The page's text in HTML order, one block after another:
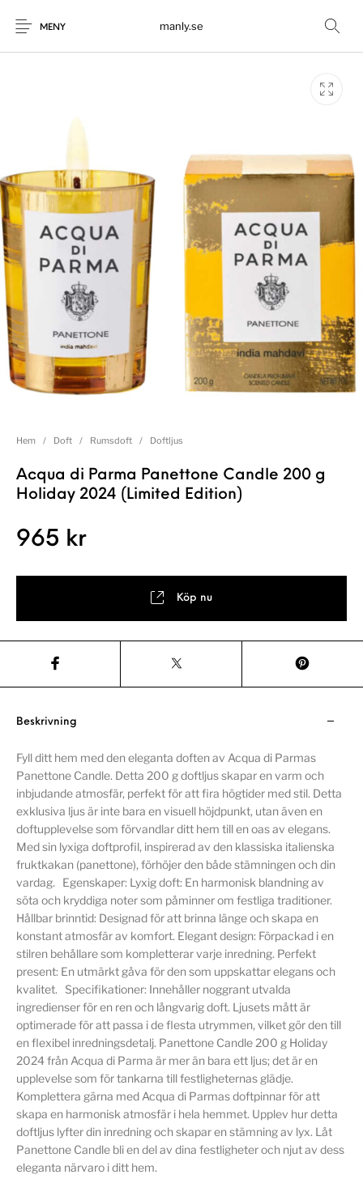
MENY manly.se
Hem / Doft / Rumsdoft / Doftljus
Acqua di Parma Panettone Candle 200 g
Holiday 2024 (Limited Edition)
965 kr
Köp nu
Beskrivning
Fyll ditt hem med den eleganta doften av Acqua di Parmas
Panettone Candle. Detta 200 g doftljus skapar en varm och
inbjudande atmosfär, perfekt för att fira högtider med stil. Detta
exklusiva ljus är inte bara en visuell höjdpunkt, utan även en
doftupplevelse som förvandlar ditt hem till en oas av elegans.
Med sin lyxiga doftprofil, inspirerad av den klassiska italienska
fruktkakan (panettone), förhöjer den både stämningen och din
vardag. Egenskaper: Lyxig doft: En harmonisk blandning av
söta och kryddiga noter som påminner om festliga traditioner.
Hållbar brinntid: Designad för att brinna länge och skapa en
konstant atmosfär av komfort. Elegant design: Förpackad i en
stilren behållare som kompletterar varje inredning. Perfekt
present: En utmärkt gåva för den som uppskattar elegans och
kvalitet. Specifikationer: Innehåller noggrant utvalda
ingredienser för en ren och långvarig doft. Ljusets mått är
optimerade för att passa i de flesta utrymmen, vilket gör den till
en flexibel inredningsdetalj. Panettone Candle 200 g Holiday
2024 från Acqua di Parma är mer än bara ett ljus; det är en
upplevelse som för tankarna till festligheternas glädje.
Komplettera gärna med Acqua di Parmas doftpinnar för att
skapa en harmonisk atmosfär i hela hemmet. Upplev hur detta
doftljus lyfter din inredning och skapar en stämning av lyx. Låt
Panettone Candle bli en del av dina festligheter och njut av dess
eleganta närvaro i ditt hem.